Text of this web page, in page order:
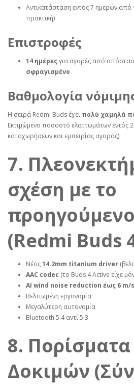
Αντικατάσταση εντός 7 ημερών από
πρακτική)
Επιστροφές
14 ημέρεςγια αγορές από
σφραγισμένο
Βαθμολογία
Η σειρά Redmi Buds έχει πολύ χαμηλά
Εκτιμώμενο ποσοστό ελαττωμάτων εντός
καταχωρήσεων και εμπειρίας αγοράς).
7.
σχέση με το
(Redmi Buds
Νέος14.2mm titanium driver
AAC codec (το Buds 4 Active είχε
AI wind noise reduction έως 6 m/s
Βελτιωμένη εργονομία
Μεγαλύτερη αυτονομία
Bluetooth 5.4 αντί 5.3
8.
Δοκιμών